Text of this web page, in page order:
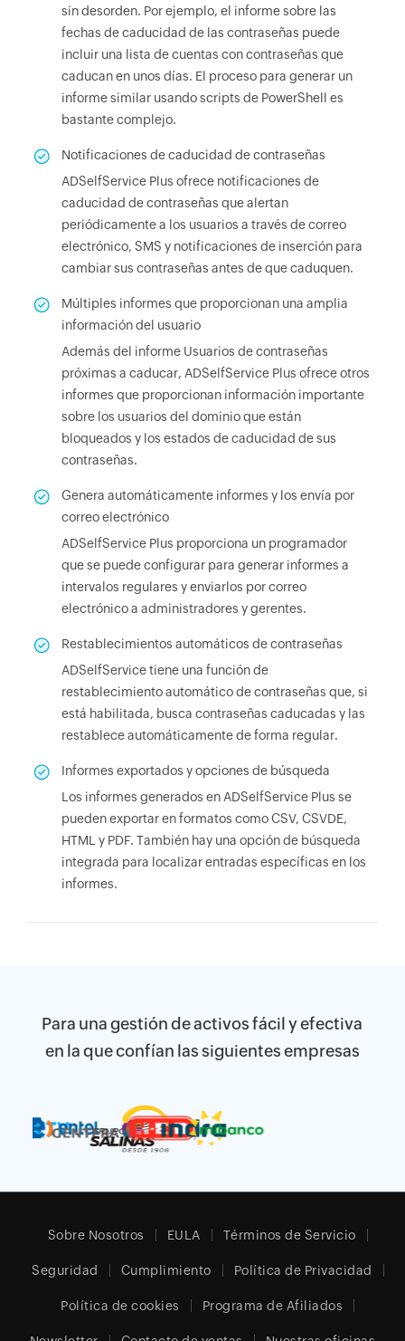
sin desorden. Por ejemplo, el informe sobre las
fechas de caducidad de las contraseñas puede
incluir una lista de cuentas con contraseñas que
caducan en unos días. El proceso para generar un
informe similar usando scripts de PowerShell es
bastante complejo.
Notificaciones de caducidad de contraseñas
ADSelfService Plus ofrece notificaciones de
caducidad de contraseñas que alertan
periódicamente a los usuarios a través de correo
electrónico, SMS y notificaciones de inserción para
cambiar sus contraseñas antes de que caduquen.
Múltiples informes que proporcionan una amplia
información del usuario
Además del informe Usuarios de contraseñas
próximas a caducar, ADSelfService Plus ofrece otros
informes que proporcionan información importante
sobre los usuarios del dominio que están
bloqueados y los estados de caducidad de sus
contraseñas.
Genera automáticamente informes y los envía por
correo electrónico
ADSelfService Plus proporciona un programador
que se puede configurar para generar informes a
intervalos regulares y enviarlos por correo
electrónico a administradores y gerentes.
Restablecimientos automáticos de contraseñas
ADSelfService tiene una función de
restablecimiento automático de contraseñas que, si
está habilitada, busca contraseñas caducadas y las
restablece automáticamente de forma regular.
Informes exportados y opciones de búsqueda
Los informes generados en ADSelfService Plus se
pueden exportar en formatos como CSV, CSVDE,
HTML y PDF. También hay una opción de búsqueda
integrada para localizar entradas específicas en los
informes.
Para una gestión de activos fácil y efectiva
en la que confían las siguientes empresas
Sobre Nosotros EULA Términos de Servicio
Seguridad Cumplimiento Política de Privacidad
Política de cookies Programa de Afiliados